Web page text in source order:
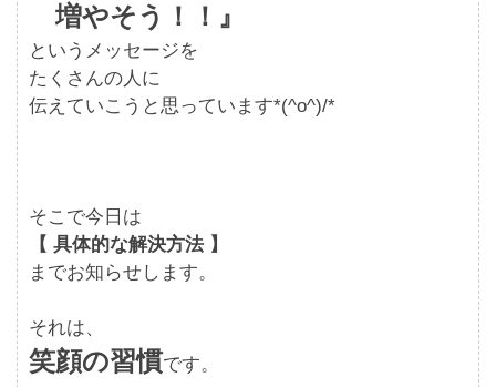
増やそう！！』
というメッセージを
たくさんの人に
伝えていこうと思っています*(^o^)/*
そこで今日は
【 具体的な解決方法 】
までお知らせします。
それは、
笑顔の習慣です。